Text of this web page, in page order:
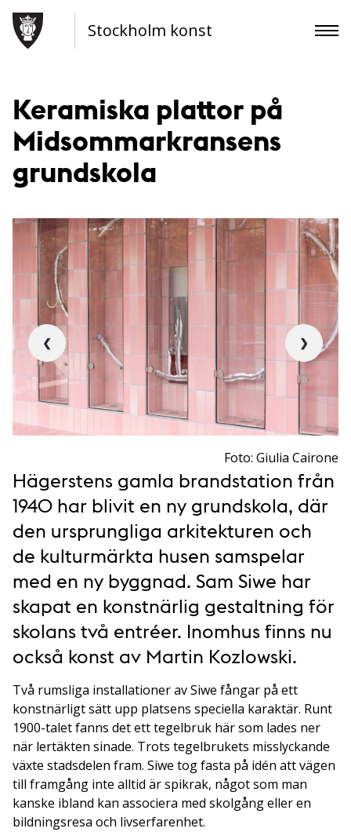
Stockholm konst
Keramiska plattor på
Midsommarkransens
grundskola
Foto: Giulia Cairone
❮ ❯
Hägerstens gamla brandstation från
1940 har blivit en ny grundskola, där
den ursprungliga arkitekturen och
de kulturmärkta husen samspelar
med en ny byggnad. Sam Siwe har
skapat en konstnärlig gestaltning för
skolans två entréer. Inomhus finns nu
också konst av Martin Kozlowski.
Två rumsliga installationer av Siwe fångar på ett
konstnärligt sätt upp platsens speciella karaktär. Runt
1900-talet fanns det ett tegelbruk här som lades ner
när lertäkten sinade. Trots tegelbrukets misslyckande
växte stadsdelen fram. Siwe tog fasta på idén att vägen
till framgång inte alltid är spikrak, något som man
kanske ibland kan associera med skolgång eller en
bildningsresa och livserfarenhet.